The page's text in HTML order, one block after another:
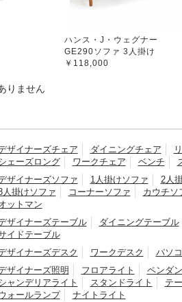
ハンス・J・ウェグナー
GE290ソファ 3人掛け
￥118,000
りません
ザイナーズチェア ダイニングチェア
ェーズロング
ワークチェア ベンチ
ザイナーズソファ 1人掛けソファ
2人
人掛けソファ
コーナーソファ
カウチソ
ットマン
ザイナーズテーブル
ダイニングテーブル
イドテーブル
ザイナーズデスク ワークデスク パソ
ザイナーズ照明 フロアライト
ペンダ
ャンデリアライト
スタンドライト
テ
ォールランプ
ナイトライト